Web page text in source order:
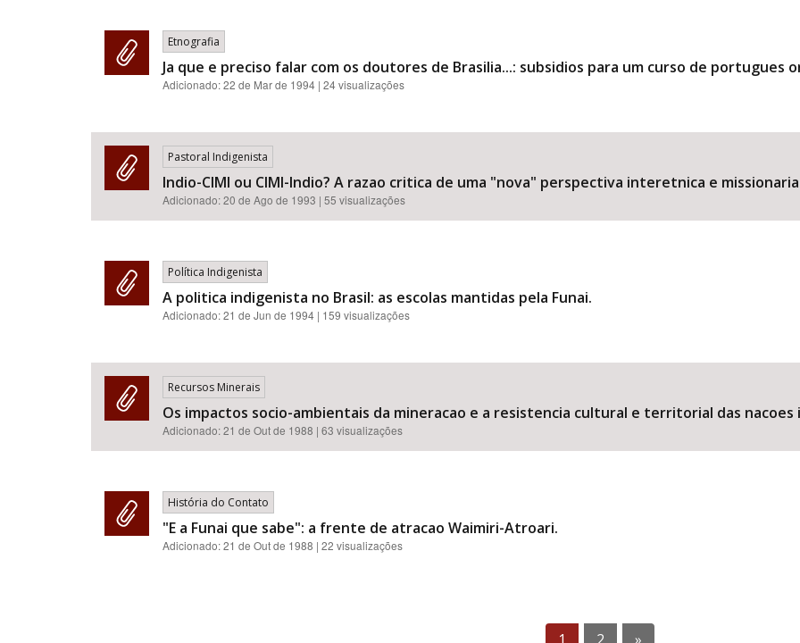
Etnografia
Ja que e preciso falar com os doutores de Brasilia...: subsidios para um curso de portugues
Adicionado:22 de Mar de 1994 | 24 visualizações
Pastoral Indigenista
Indio-CIMI ou CIMI-Indio? A razao critica de uma "nova" perspectiva interetnica e
Adicionado:20 de Ago de 1993 | 55 visualizações
Política Indigenista
A politica indigenista no Brasil: as escolas mantidas pela Funai.
Adicionado:21 de Jun de 1994 | 159 visualizações
Recursos Minerais
Os impactos socio-ambientais da mineracao e a resistencia cultural e territorial das nacoes
Adicionado:21 de Out de 1988 | 63 visualizações
História do Contato
"E a Funai que sabe": a frente de atracao Waimiri-Atroari.
Adicionado:21 de Out de 1988 | 22 visualizações